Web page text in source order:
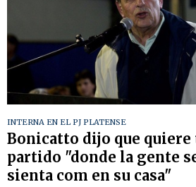
INTERNA EN EL PJ PLATENSE
Bonicatto dijo que quiere
partido "donde la gente
sienta com en su casa"